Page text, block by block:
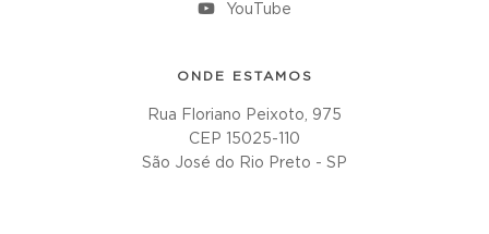
YouTube
ONDE ESTAMOS
Rua Floriano Peixoto, 975
CEP 15025-110
São José do Rio Preto - SP